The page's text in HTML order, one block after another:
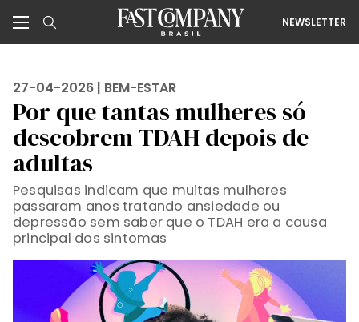
NEWSLETTER
27-04-2026 | BEM-ESTAR
Por que tantas mulheres só
descobrem TDAH depois de
adultas
Pesquisas indicam que muitas mulheres
passaram anos tratando ansiedade ou
depressão sem saber que o TDAH era a causa
principal dos sintomas